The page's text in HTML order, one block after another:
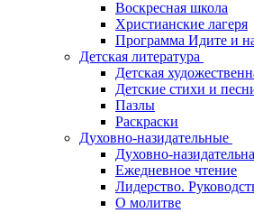
Воскресная школа
Христианские лагеря
Программа Идите и
Детская литература
Детская
Детские стихи и
Пазлы
Раскраски
Духовно-назидательные
Духовно-
Ежедневное чтение
Лидерство.
О молитве